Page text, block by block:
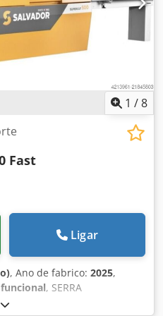
1 /8
Fast
Ligar
, Ano de fabrico: 2025,
, SERRA
CUSTOS A Supercut 500 é